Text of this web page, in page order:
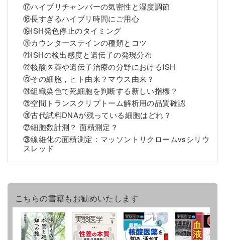
⑰ハイブリチャンバーの気密性と湿度調節
⑱長すぎるハイブリ時間にご用心
⑲ISH発色停止のタイミング
⑳カウンターステインの種類とコツ
㉑ISHの検出感度と遺伝子の発現分布
㉒核酸医薬や遺伝子治療の分野におけるISH
㉓その細胞，ヒト由来？マウス由来？
㉔組織染色で死細胞を判断する新しい指標？
㉕空間トランスクリプトーム解析用の品質確認
㉖古代試料DNAが残っている細胞はどれ？
㉗細胞数計測？ 面積測定？
㉘線維化の面積測定：マッソントリクロームvsシリウ
スレッド
こちらの書籍もお勧めいたします